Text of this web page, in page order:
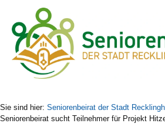
Sie sind hier: Seniorenbeirat der Stadt
Seniorenbeirat sucht Teilnehmer für Projekt